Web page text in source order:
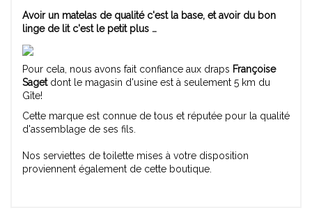
Avoir un matelas de qualité c'est la base, et avoir du bon
linge de lit c'est le petit plus …
Pour cela, nous avons fait confiance aux draps Françoise
Sagetdont le magasin d'usine est à seulement 5 km du
Gîte!
Cette marque est connue de tous et réputée pour la qualité
d'assemblage de ses fils.
Nos serviettes de toilette mises à votre disposition
proviennent également de cette boutique.